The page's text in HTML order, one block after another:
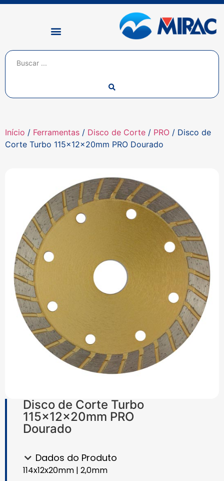
Início / Ferramentas / Disco de Corte / PRO / Disco de
Corte Turbo 115x12x20mm PRO Dourado
Disco de Corte Turbo
115x12x20mm PRO
Dourado
Dados do Produto
114x12x20mm | 2,0mm